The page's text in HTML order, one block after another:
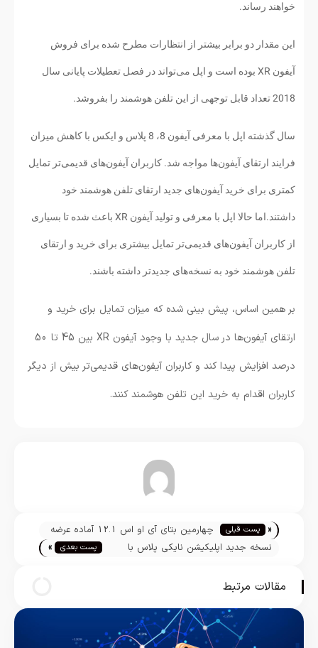
خواهند رساند.
این مقدار دو برابر بیشتر از انتظارات مطرح شده برای فروش
آیفون XR بوده است و اپل می‌تواند در فصل تعطیلات پایانی سال
2018 تعداد قابل توجهی از این تلفن هوشمند را بفروشد.
سال گذشته اپل با معرفی آیفون 8، 8 پلاس و ایکس با کاهش میزان
فرایند ارتقای آیفون‌ها مواجه شد. کاربران آیفون‌های قدیمی‌تر تمایل
کمتری برای خرید آیفون‌های جدید ارتقای تلفن هوشمند خود
داشتند.اما حالا اپل با معرفی و تولید آیفون XR باعث شده تا بسیاری
از کاربران آیفون‌های قدیمی‌تر تمایل بیشتری برای خرید و ارتقای
تلفن هوشمند خود به نسخه‌های جدیدتر داشته باشند.
بر همین اساس، پیش بینی شده که میزان تمایل برای خرید و
ارتقای آیفون‌ها در سال جدید با وجود آیفون XR بین 45 تا 50
درصد افزایش پیدا کند و کاربران آیفون‌های قدیمی‌تر بیش از دیگر
کاربران اقدام به خرید این تلفن هوشمند کنند.
تیم تحریریه « پست قبلی
چهارمین بتای آی او اس 12.1 آماده عرضه
شد
نسخه جدید اپلیکیشن نایکی پلاس با
پست بعدی »
مقالات مرتبط